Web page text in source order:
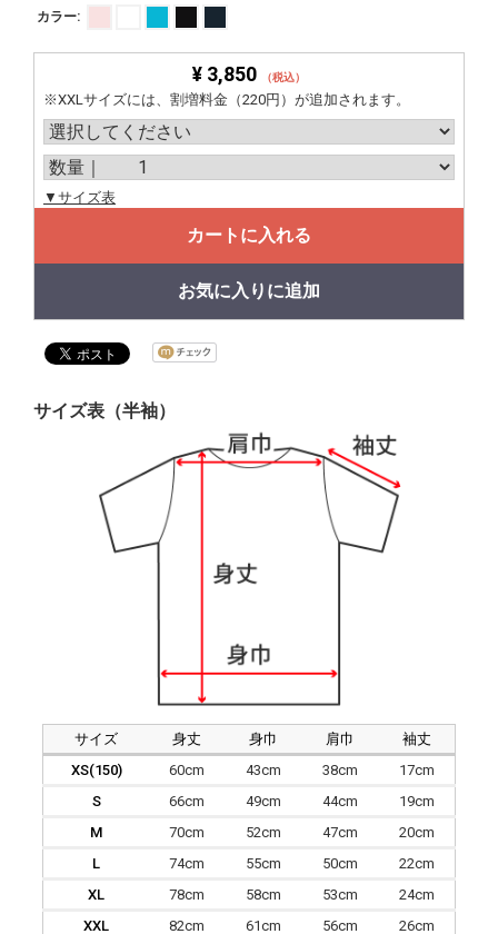
カラー:
¥ 3,850 （税込）
※XXLサイズには、割増料金（220円）が追加されます。
▼サイズ表
カートに入れる
お気に入りに追加
サイズ表（半袖）
サイズ 身丈 身巾 肩巾
袖丈
XS(150)
60cm 43cm 38cm
17cm
S
66cm 49cm 44cm
19cm
M
70cm 52cm 47cm
20cm
L
74cm 55cm 50cm
22cm
XL
78cm 58cm 53cm
24cm
XXL
82cm 61cm 56cm 26cm